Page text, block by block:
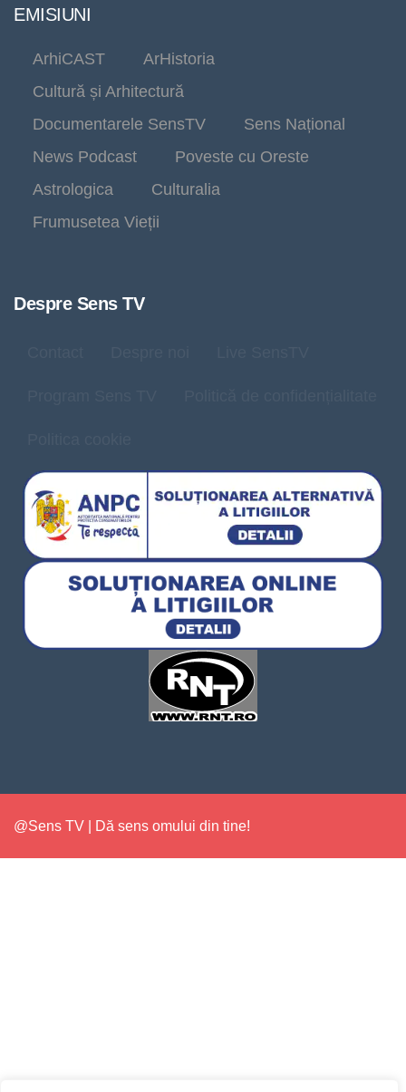
EMISIUNI
ArhiCAST
ArHistoria
Cultură și Arhitectură
Documentarele SensTV
Sens Național
News Podcast
Poveste cu Oreste
Astrologica
Culturalia
Frumusetea Vieții
Despre Sens TV
@Sens TV | Dă sens omului din tine!